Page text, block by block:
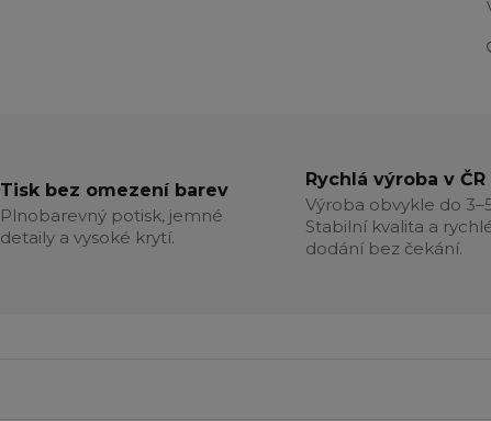
Tisk bez omezení barev
Plnobarevný potisk, jemné
detaily a vysoké krytí.
Rychlá výroba v ČR
Výroba obvykle do
Stabilní kvalita a
dodání bez čekání.